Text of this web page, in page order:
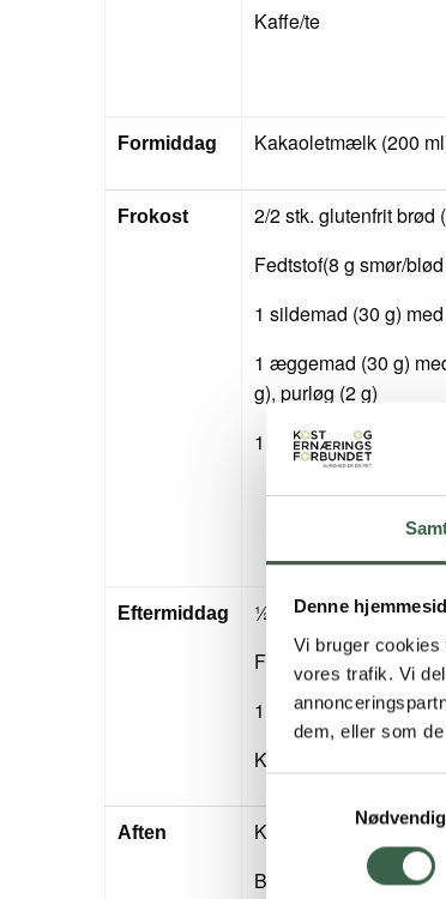
Denne
Vi bruger
vores trafik. Vi
dem, eller som
Nødvendig
Kaffe/te
Formiddag Kakaoletmælk (200
Frokost
2/2 stk. glutenfrit brød
Fedtstof(8 g smør/
1 sildemad (30 g)
1 æggemad (30 g)
g), purløg (2 g)
1 glas letmælk (150 ml)
Eftermiddag
½ stk. glutenfrit brød
Fedtstof (8 g smør/
1 skive ost 45+ (20 g)
Kaffe/te
Aften
Kyllingefilet (100 g
Broccoli (30 g)